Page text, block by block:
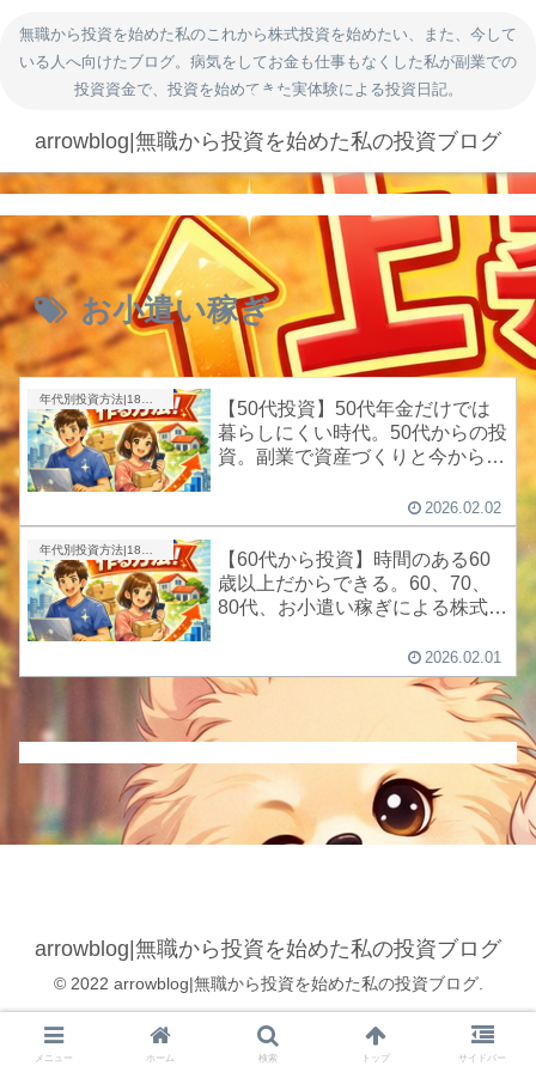
無職から投資を始めた私のこれから株式投資を始めたい、また、今して
いる人へ向けたブログ。病気をしてお金も仕事もなくした私が副業での
投資資金で、投資を始めてきた実体験による投資日記。
arrowblog|無職から投資を始めた私の投資ブログ
お小遣い稼ぎ
年代別投資方法|18歳、20代、30代、40代、50代、60代以上
【50代投資】50代年金だけでは
暮らしにくい時代。50代からの投
資。副業で資産づくりと今からや
2026.02.02
【60代から投資】時間のある60
歳以上だからできる。60、70、
80代、お小遣い稼ぎによる株式投
2026.02.01
arrowblog|無職から投資を始めた私の投資ブログ
© 2022 arrowblog|無職から投資を始めた私の投資ブログ.
メニュー ホーム 検索 トップ サイドバー